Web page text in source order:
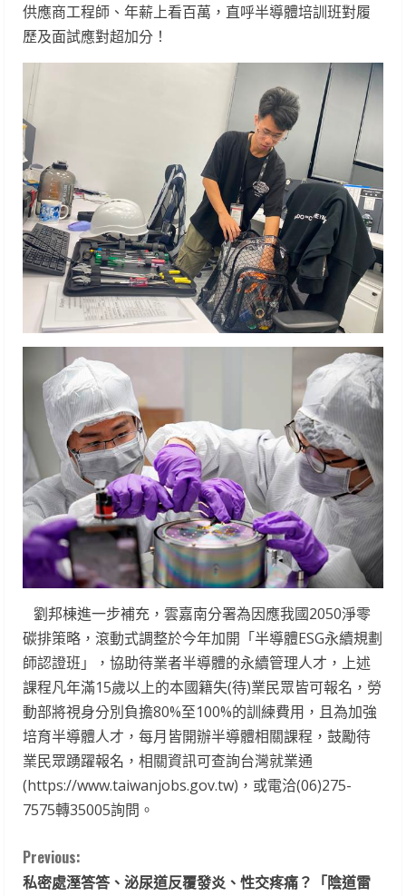
供應商工程師、年薪上看百萬，直呼半導體培訓班對履
歷及面試應對超加分！
劉邦棟進一步補充，雲嘉南分署為因應我國2050淨零
碳排策略，滾動式調整於今年加開「半導體ESG永續規劃
師認證班」，協助待業者半導體的永續管理人才，上述
課程凡年滿15歲以上的本國籍失(待)業民眾皆可報名，勞
動部將視身分別負擔80%至100%的訓練費用，且為加強
培育半導體人才，每月皆開辦半導體相關課程，鼓勵待
業民眾踴躍報名，相關資訊可查詢台灣就業通
(https://www.taiwanjobs.gov.tw)，或電洽(06)275-
7575轉35005詢問。
C
Previous:
私密處溼答答、泌尿道反覆發炎、性交疼痛？「陰道雷